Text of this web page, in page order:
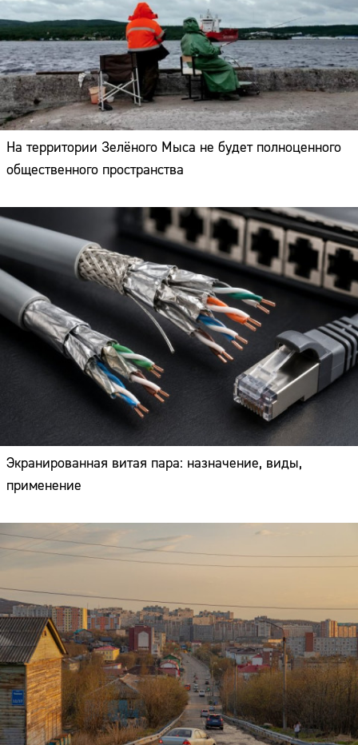
На территории Зелёного Мыса не будет полноценного
общественного пространства
Экранированная витая пара: назначение, виды,
применение